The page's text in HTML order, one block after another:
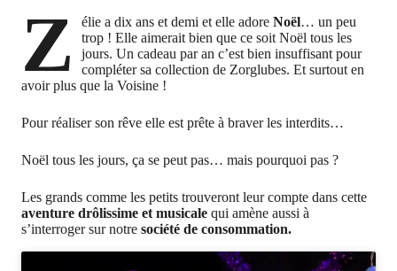
Z élie a dix ans et demi et elle adoreNoël… un peu
trop ! Elle aimerait bien que ce soit Noël tous les
jours. Un cadeau par an c’est bien insuffisant pour
compléter sa collection de Zorglubes. Et surtout en
avoir plus que la Voisine !
Pour réaliser son rêve elle est prête à braver les interdits…
Noël tous les jours, ça se peut pas… mais pourquoi pas ?
Les grands comme les petits trouveront leur compte dans cette
aventure drôlissime et musicale qui amène aussi à
s’interroger sur notre société de consommation.